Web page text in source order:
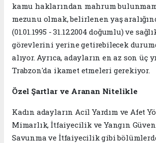
kamu haklarından mahrum
mezunu olmak, belirlenen yaş
(01.01.1995 - 31.12.2004 doğumlu) ve
görevlerini yerine getirebilecek
alıyor. Ayrıca, adayların en az son üç
Trabzon'da ikamet etmeleri gerekiyor.
Özel Şartlar ve Aranan Nitelikle
Kadın adayların Acil Yardım ve Afet
Mimarlık, İtfaiyecilik ve Yangın
Savunma ve İtfaiyecilik gibi